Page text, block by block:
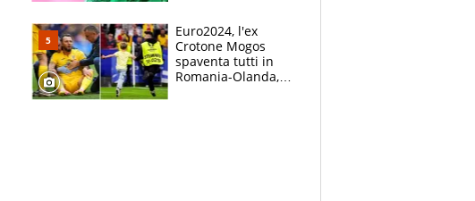
tuffati a sinistra"
Euro2024, l'ex
Crotone Mogos
spaventa tutti in
Romania-Olanda,